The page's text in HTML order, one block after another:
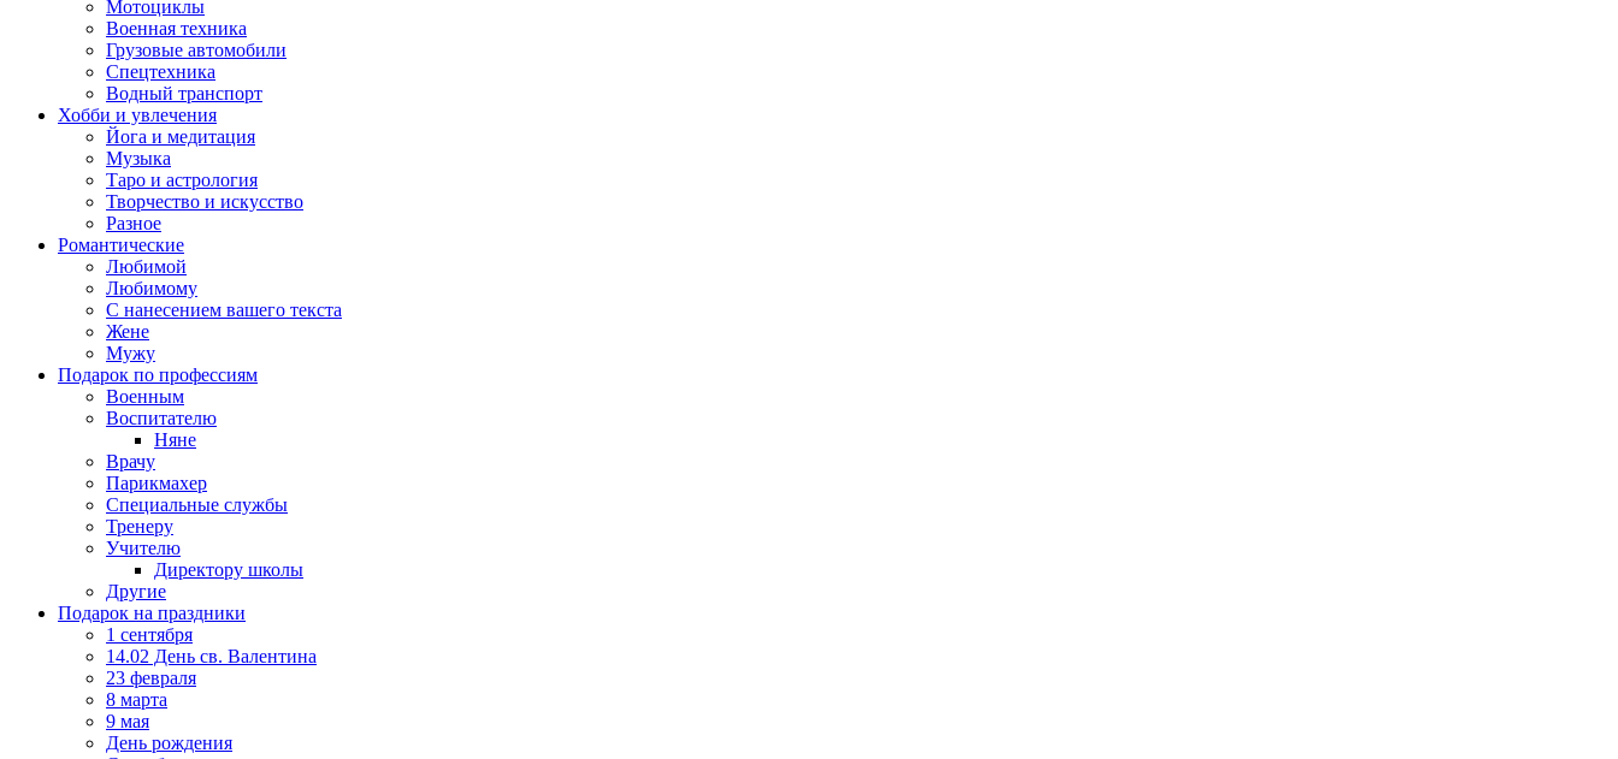
Мотоциклы
Военная техника
Грузовые автомобили
Спецтехника
Водный транспорт
Хобби и увлечения
Йога и медитация
Музыка
Таро и астрология
Творчество и искусство
Разное
Романтические
Любимой
Любимому
С нанесением вашего текста
Жене
Мужу
Подарок по профессиям
Военным
Воспитателю
Няне
Врачу
Парикмахер
Специальные службы
Тренеру
Учителю
Директору школы
Другие
Подарок на праздники
1 сентября
14.02 День св. Валентина
23 февраля
8 марта
9 мая
День рождения